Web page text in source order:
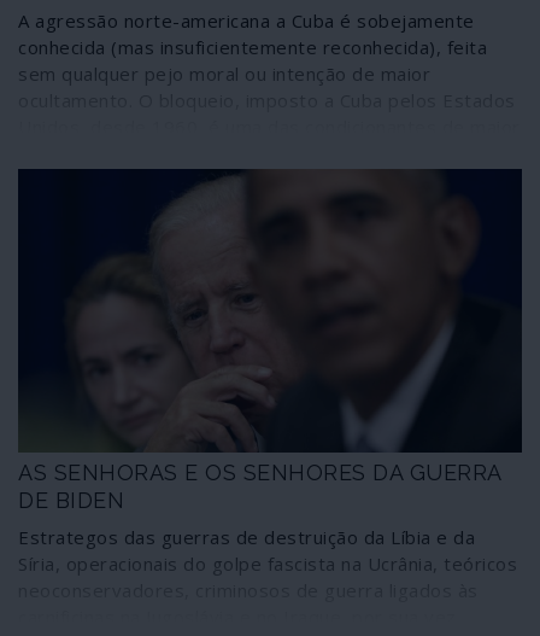
A agressão norte-americana a Cuba é sobejamente
conhecida (mas insuficientemente reconhecida), feita
sem qualquer pejo moral ou intenção de maior
eventos últimos. Um documento (datado de 1998 e hoje
de acesso público) publicado pela “National Security
pesquisa ligada aos meios militares norte-americanos,
coloca como único objectivo a mudança de regime, ou
seja, o abandono da via socialista seguida por Cuba,
estabelecendo uma metodologia para alcançar aquele
AS SENHORAS E OS SENHORES DA GUERRA
DE BIDEN
Estrategos das guerras de destruição da Líbia e da
Síria, operacionais do golpe fascista na Ucrânia, teóricos